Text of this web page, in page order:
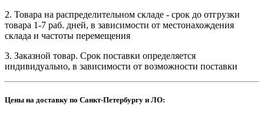
2. Товара на распределительном складе - срок до отгрузки
товара 1-7 раб. дней, в зависимости от местонахождения
склада и частоты перемещения
3. Заказной товар. Срок поставки определяется
индивидуально, в зависимости от возможности поставки
Цены на доставку по Санкт-Петербургу и ЛО: